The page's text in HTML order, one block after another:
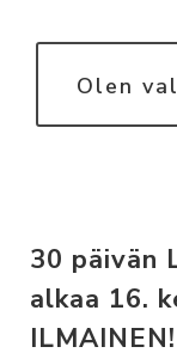
Olen
30 päivän
alkaa 16.
ILMAINEN!